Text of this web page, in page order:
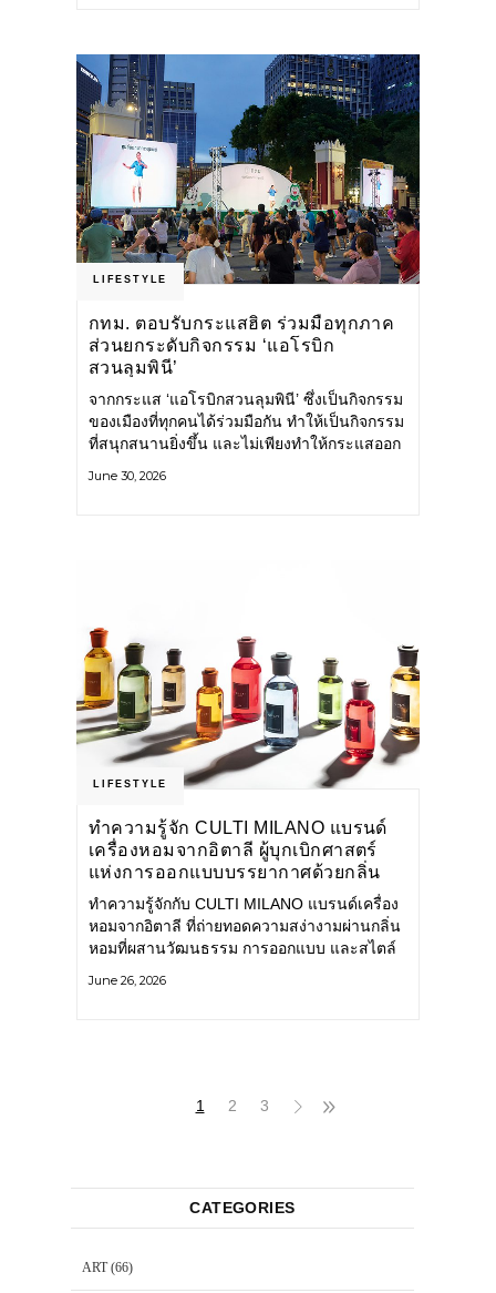
LIFESTYLE
กทม. ตอบรับกระแสฮิต ร่วมมือทุกภาค
ส่วนยกระดับกิจกรรม ‘แอโรบิก
สวนลุมพินี’
จากกระแส ‘แอโรบิกสวนลุมพินี’ ซึ่งเป็นกิจกรรม
ของเมืองที่ทุกคนได้ร่วมมือกัน ทำให้เป็นกิจกรรม
ที่สนุกสนานยิ่งขึ้น และไม่เพียงทำให้กระแสออก
กระจายไปยังหลายพื้นที่ของประเทศที่อยากออก
June 30, 2026
LIFESTYLE
ทำความรู้จัก CULTI MILANO แบรนด์
เครื่องหอมจากอิตาลี ผู้บุกเบิกศาสตร์
แห่งการออกแบบบรรยากาศด้วยกลิ่น
หอม ผสานสไตล์อันโดดเด่นอย่างลงตัว
ทำความรู้จักกับ CULTI MILANO แบรนด์เครื่อง
หอมจากอิตาลี ที่ถ่ายทอดความสง่างามผ่านกลิ่น
หอมที่ผสานวัฒนธรรม การออกแบบ และสไตล์
แบรนด์เครื่องหอมระดับลักชัวรีดีไซน์เอกลักษณ์
June 26, 2026
1 2 3
CATEGORIES
ART(66)